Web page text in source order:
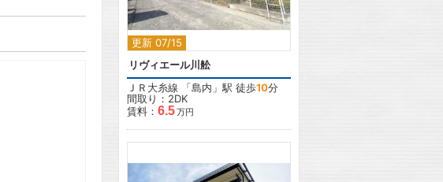
更新 07/15
リヴィエール川舩
ＪＲ大糸線 「島内 」駅 徒歩10分
間取り：2DK
賃料： 6.5万円